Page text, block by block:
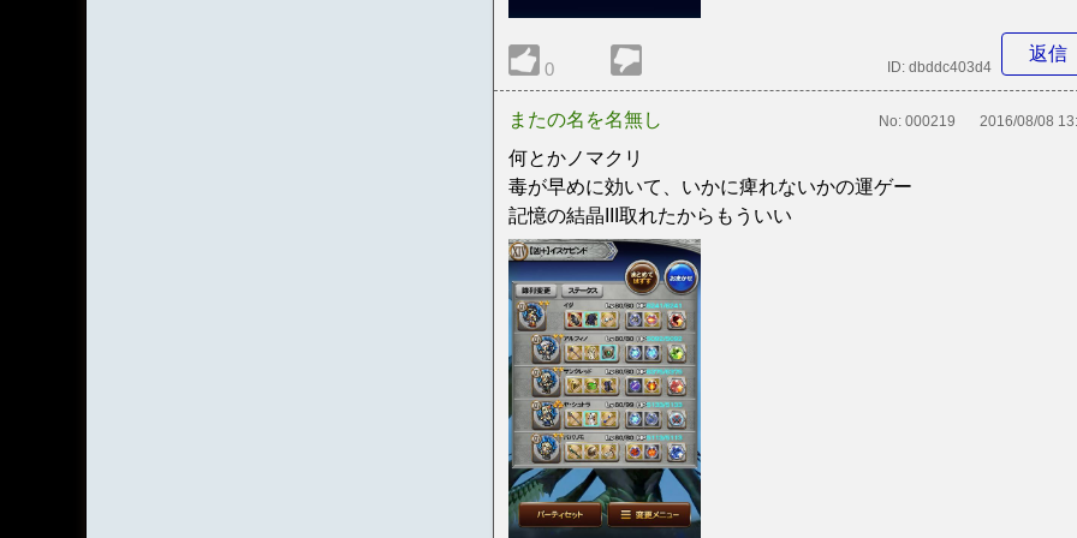
0
返信
ID: dbddc403d4
またの名を名無し No: 000219 2016/08/08
何とかノマクリ
毒が早めに効いて、いかに痺れないかの運ゲー
記憶の結晶III取れたからもういい